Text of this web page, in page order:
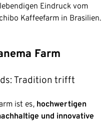
Eindruck vom
Kaffeefarm in Brasilien.
Farm
Tradition trifft
ist es, hochwertigen
und innovative